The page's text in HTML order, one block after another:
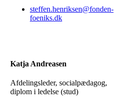
steffen.henriksen@fonden-
foeniks.dk
Katja Andreasen
Afdelingsleder, socialpædagog,
diplom i ledelse (stud)